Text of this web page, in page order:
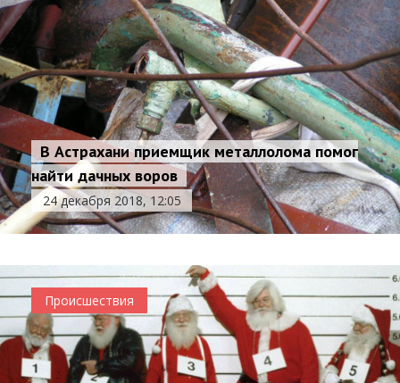
В Астрахани приемщик металлолома помог
найти дачных воров
24 декабря 2018, 12:05
Происшествия